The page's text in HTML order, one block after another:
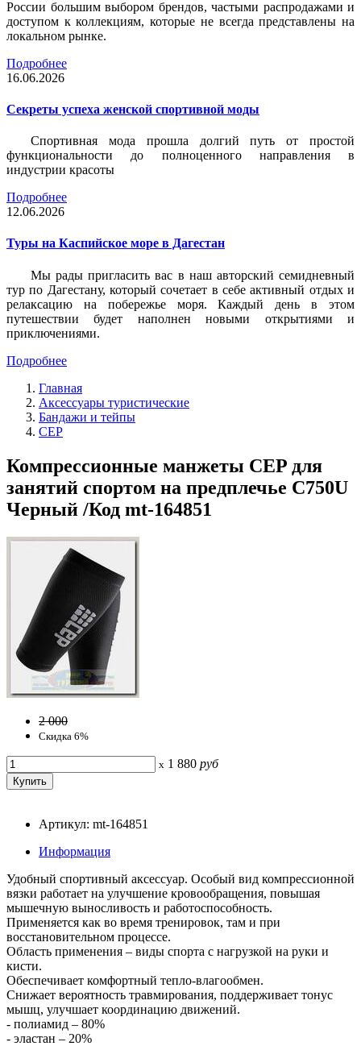
России большим выбором брендов, частыми распродажами и
доступом к коллекциям, которые не всегда представлены на
локальном рынке.
Подробнее
16.06.2026
Секреты успеха женской спортивной моды
Спортивная мода прошла долгий путь от простой
функциональности до полноценного направления в
индустрии красоты
Подробнее
12.06.2026
Туры на Каспийское море в Дагестан
Мы рады пригласить вас в наш авторский семидневный
тур по Дагестану, который сочетает в себе активный отдых и
релаксацию на побережье моря. Каждый день в этом
путешествии будет наполнен новыми открытиями и
приключениями.
Подробнее
Главная
Аксессуары туристические
Бандажи и тейпы
CEP
Компрессионные манжеты CEP для
занятий спортом на предплечье C750U
Черный /Код mt-164851
2 000
Скидка 6%
x 1 880 руб
Артикул: mt-164851
Информация
Удобный спортивный аксессуар. Особый вид компрессионной
вязки работает на улучшение кровообращения, повышая
мышечную выносливость и работоспособность.
Применяется как во время тренировок, там и при
восстановительном процессе.
Область применения – виды спорта с нагрузкой на руки и
кисти.
Обеспечивает комфортный тепло-влагообмен.
Снижает вероятность травмирования, поддерживает тонус
мышц, улучшает координацию движений.
- полиамид – 80%
- эластан – 20%